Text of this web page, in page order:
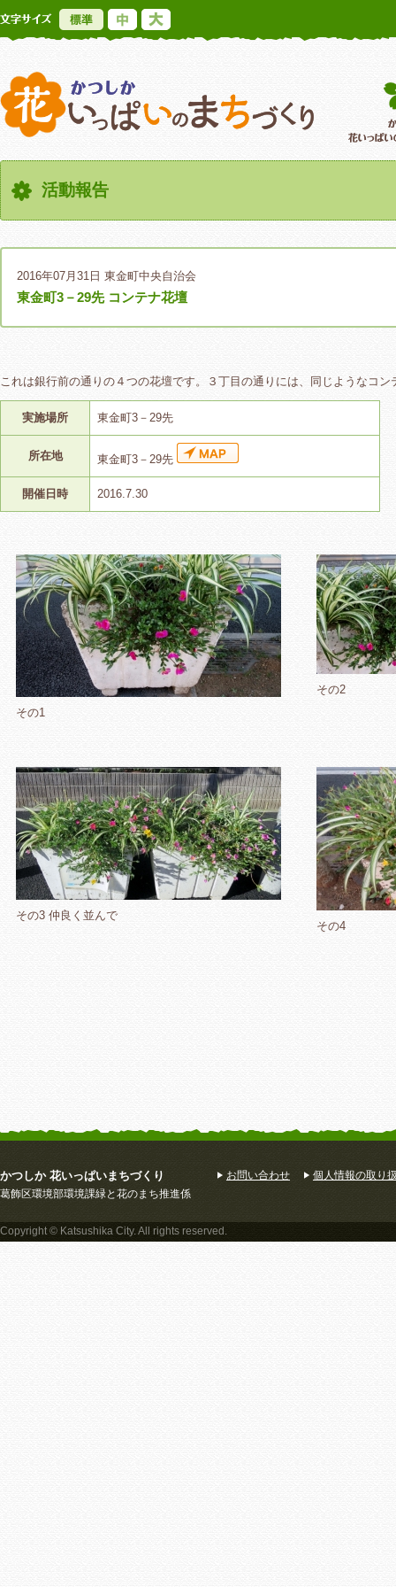
標準
かつしか花い
活動報告
2016年07月31日 東金町中央自治会
東金町3－29先 コンテナ花壇
これは銀行前の通りの４つの花壇です。３丁目の通りには、同じようなコ
実施場所 東金町3－29先
所在地 東金町3－29先
開催日時 2016.7.30
その1
その2
その3 仲良く並んで
その4
かつしか 花いっぱいまちづくり
葛飾区環境部環境課緑と花のまち推進係
お問い合わせ 個人情報の取り
Copyright © Katsushika City. All rights reserved.